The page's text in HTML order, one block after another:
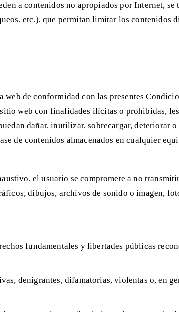
a contenidos no apropiados por Internet,
etc.), que permitan limitar los contenidos
de conformidad con las presentes
web con finalidades ilícitas o prohibidas,
dañar, inutilizar, sobrecargar, deteriorar
de contenidos almacenados en cualquier
el usuario se compromete a no
dibujos, archivos de sonido o imagen,
fundamentales y libertades públicas
denigrantes, difamatorias, violentas o, en